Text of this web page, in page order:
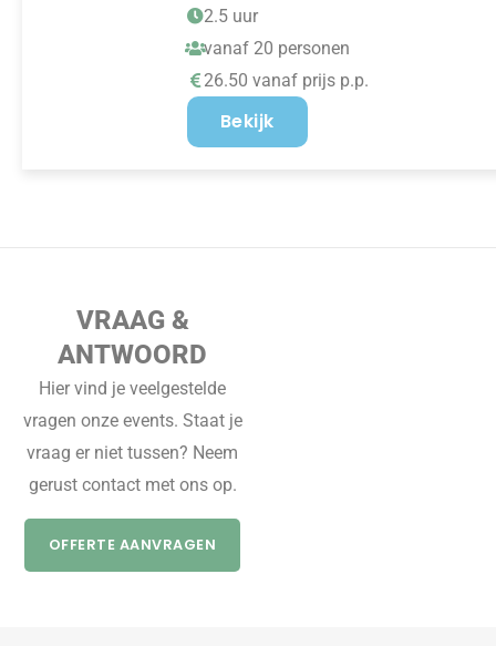
2.5 uur
vanaf 20 personen
26.50 vanaf prijs p.p.
Bekijk
VRAAG &
ANTWOORD
Hier vind je veelgestelde
vragen onze events. Staat je
vraag er niet tussen? Neem
gerust contact met ons op.
OFFERTE AANVRAGEN